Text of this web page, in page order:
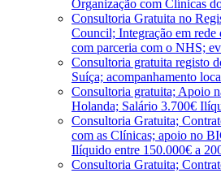
Organização com Clínicas
Consultoria Gratuita no
Council; Integração em rede
com parceria com o NHS;
Consultoria gratuita registo
Suíça; acompanhamento
Consultoria gratuita; Apoio
Holanda; Salário 3.700€
Consultoria Gratuita;
com as Clínicas; apoio no
Ilíquido entre 150.000€ a
Consultoria Gratuita;